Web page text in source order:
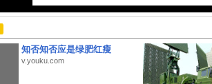
知否知否应是绿肥红瘦
v.youku.com